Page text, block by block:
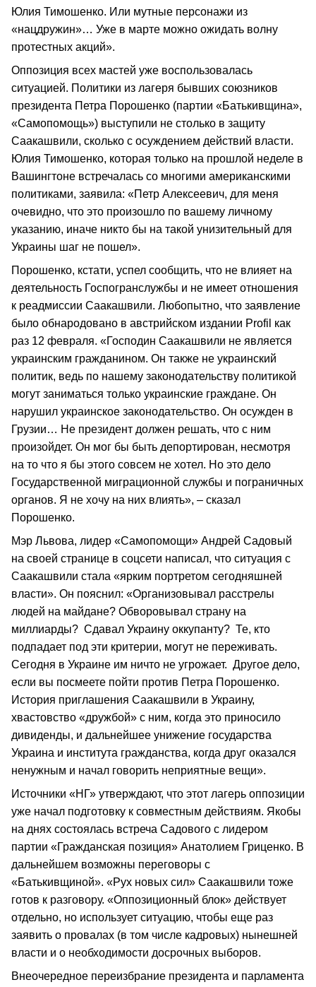
Юлия Тимошенко. Или мутные персонажи из
«нацдружин»… Уже в марте можно ожидать волну
протестных акций».
Оппозиция всех мастей уже воспользовалась
ситуацией. Политики из лагеря бывших союзников
президента Петра Порошенко (партии «Батькивщина»,
«Самопомощь») выступили не столько в защиту
Саакашвили, сколько с осуждением действий власти.
Юлия Тимошенко, которая только на прошлой неделе в
Вашингтоне встречалась со многими американскими
политиками, заявила: «Петр Алексеевич, для меня
очевидно, что это произошло по вашему личному
указанию, иначе никто бы на такой унизительный для
Украины шаг не пошел».
Порошенко, кстати, успел сообщить, что не влияет на
деятельность Госпогранслужбы и не имеет отношения
к реадмиссии Саакашвили. Любопытно, что заявление
было обнародовано в австрийском издании Profil как
раз 12 февраля. «Господин Саакашвили не является
украинским гражданином. Он также не украинский
политик, ведь по нашему законодательству политикой
могут заниматься только украинские граждане. Он
нарушил украинское законодательство. Он осужден в
Грузии… Не президент должен решать, что с ним
произойдет. Он мог бы быть депортирован, несмотря
на то что я бы этого совсем не хотел. Но это дело
Государственной миграционной службы и пограничных
органов. Я не хочу на них влиять», – сказал
Порошенко.
Мэр Львова, лидер «Самопомощи» Андрей Садовый
на своей странице в соцсети написал, что ситуация с
Саакашвили стала «ярким портретом сегодняшней
власти». Он пояснил: «Организовывал расстрелы
людей на майдане? Обворовывал страну на
миллиарды? Сдавал Украину оккупанту? Те, кто
подпадает под эти критерии, могут не переживать.
Сегодня в Украине им ничто не угрожает. Другое дело,
если вы посмеете пойти против Петра Порошенко.
История приглашения Саакашвили в Украину,
хвастовство «дружбой» с ним, когда это приносило
дивиденды, и дальнейшее унижение государства
Украина и института гражданства, когда друг оказался
ненужным и начал говорить неприятные вещи».
Источники «НГ» утверждают, что этот лагерь оппозиции
уже начал подготовку к совместным действиям. Якобы
на днях состоялась встреча Садового с лидером
партии «Гражданская позиция» Анатолием Гриценко. В
дальнейшем возможны переговоры с
«Батькивщиной». «Рух новых сил» Саакашвили тоже
готов к разговору. «Оппозиционный блок» действует
отдельно, но использует ситуацию, чтобы еще раз
заявить о провалах (в том числе кадровых) нынешней
власти и о необходимости досрочных выборов.
Внеочередное переизбрание президента и парламента